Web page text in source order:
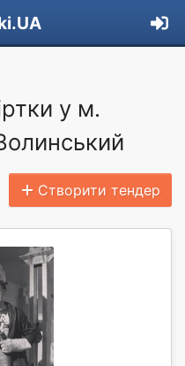
у м.
Створити тендер